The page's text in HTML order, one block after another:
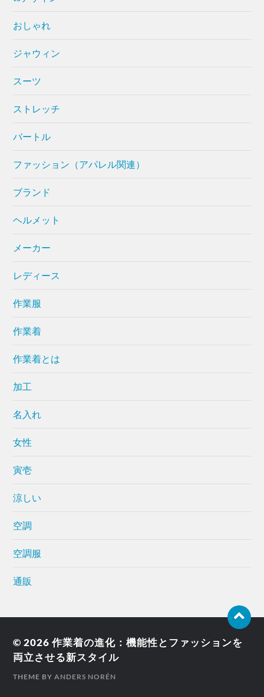
おしゃれ
ジャウィン
スーツ
ストレッチ
バートル
ファッション（アパレル関連）
ブランド
ヘルメット
メーカー
レディース
作業服
作業着
作業着とは
加工
名入れ
女性
寅壱
涼しい
空調
空調服
通販
© 2026作業着の進化：機能性とファッションを
両立させる新スタイル
THEME BYANDERS NORÉN